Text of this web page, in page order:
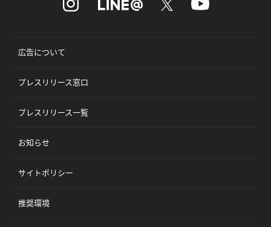
広告について
プレスリリース窓口
プレスリリース一覧
お知らせ
サイトポリシー
推奨環境